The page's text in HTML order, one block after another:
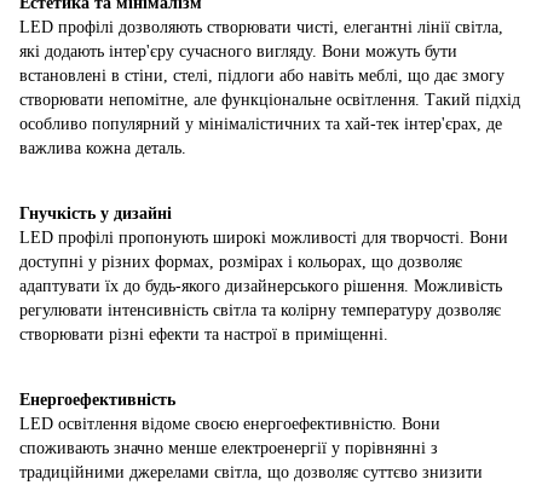
LED профілі дозволяють створювати чисті, елегантні лінії світла,
які додають інтер'єру сучасного вигляду. Вони можуть бути
встановлені в стіни, стелі, підлоги або навіть меблі, що дає змогу
створювати непомітне, але функціональне освітлення. Такий підхід
особливо популярний у мінімалістичних та хай-тек інтер'єрах, де
важлива кожна деталь.
Гнучкість у дизайні
LED профілі пропонують широкі можливості для творчості. Вони
доступні у різних формах, розмірах і кольорах, що дозволяє
адаптувати їх до будь-якого дизайнерського рішення. Можливість
регулювати інтенсивність світла та колірну температуру дозволяє
створювати різні ефекти та настрої в приміщенні.
Енергоефективність
LED освітлення відоме своєю енергоефективністю. Вони
споживають значно менше електроенергії у порівнянні з
традиційними джерелами світла, що дозволяє суттєво знизити